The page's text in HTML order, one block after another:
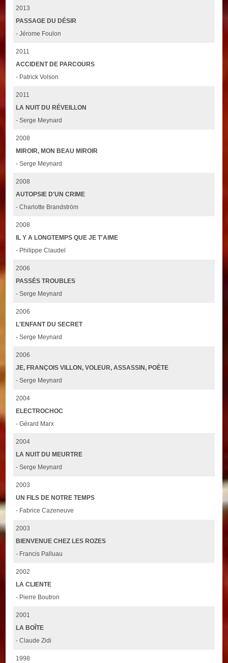
2013
PASSAGE DU DÉSIR
- Jérome Foulon
2011
ACCIDENT DE PARCOURS
- Patrick Volson
2011
LA NUIT DU RÉVEILLON
- Serge Meynard
2008
MIROIR, MON BEAU MIROIR
- Serge Meynard
2008
AUTOPSIE D'UN CRIME
- Charlotte Brandström
2008
IL Y A LONGTEMPS QUE JE T'AIME
- Philippe Claudel
2006
PASSÉS TROUBLES
- Serge Meynard
2006
L'ENFANT DU SECRET
- Serge Meynard
2006
JE, FRANÇOIS VILLON, VOLEUR, ASSASSIN, POÈTE
- Serge Meynard
2004
ELECTROCHOC
- Gérard Marx
2004
LA NUIT DU MEURTRE
- Serge Meynard
2003
UN FILS DE NOTRE TEMPS
- Fabrice Cazeneuve
2003
BIENVENUE CHEZ LES ROZES
- Francis Palluau
2002
LA CLIENTE
- Pierre Boutron
2001
LA BOÎTE
- Claude Zidi
1998